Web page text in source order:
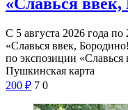
С 5 августа 2026 года
«Славься ввек,
по экспозиции
Пушкинская карта
200 ₽ 7 0